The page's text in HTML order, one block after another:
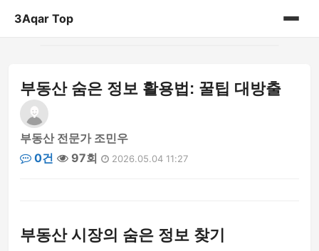
3Aqar Top
게시판
부동산 숨은 정보 활용법: 꿀팁 대방출
부동산 전문가 조민우
0건
97회 2026.05.04 11:27
부동산 시장의 숨은 정보 찾기